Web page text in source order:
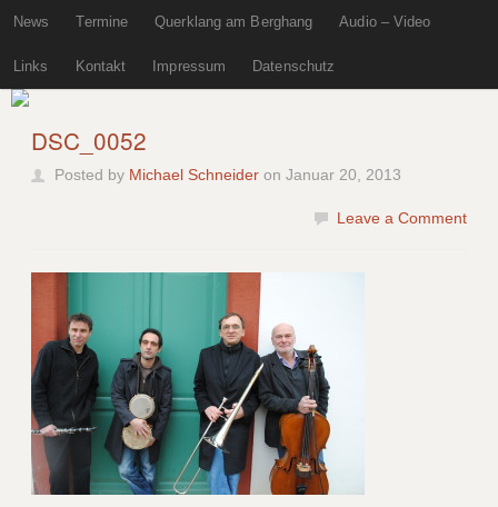
News Termine Querklang am Berghang Audio – Video
Links Kontakt Impressum Datenschutz
DSC_0052
Posted by Michael Schneider on Januar 20, 2013
Leave a Comment